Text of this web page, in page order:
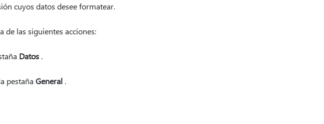
cuyos datos desee formatear.
de las siguientes acciones:
Datos.
pestaña General.